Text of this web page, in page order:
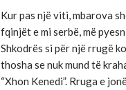
Kur pas një viti, mbarova
fqinjët e mi serbë, më
Shkodrës si për një rrugë
thosha se nuk mund të
“Xhon Kenedi”. Rruga e